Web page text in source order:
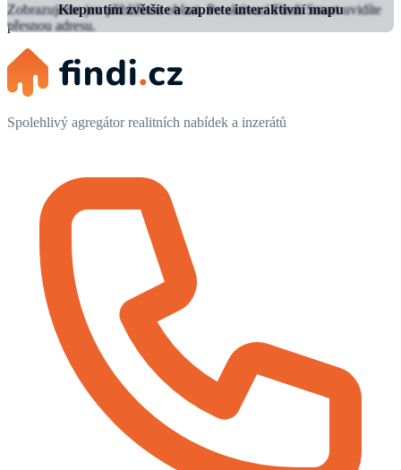
Klepnutím zvětšíte a zapnete interaktivní mapu
Zobrazujeme jen přibližnou oblast.Po aktivaci Findi Smart uvidíte
přesnou adresu.
Spolehlivý agregátor realitních nabídek a inzerátů